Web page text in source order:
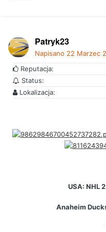
Patryk23
Napisano 22 Marzec
Reputacja:
Status:
Lokalizacja:
USA: NHL
Anaheim